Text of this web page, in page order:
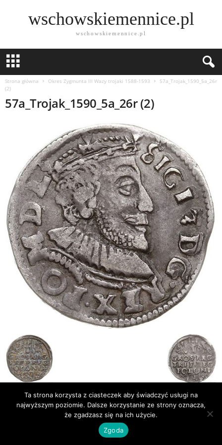
wschowskiemennice.pl
wschowskiemennice.pl
Strona główna Okres Zygmunta lll Wazy trojaki 1588-1593
57a_Trojak_1590_5a_26r
(2)
57a_Trojak_1590_5a_26r (2)
Publikacje
Bibliografia
© Newsmag WordPress Theme by TagDiv
Ta strona korzysta z ciasteczek aby świadczyć usługi na
najwyższym poziomie. Dalsze korzystanie ze strony oznacza,
że zgadzasz się na ich użycie.
Zgoda